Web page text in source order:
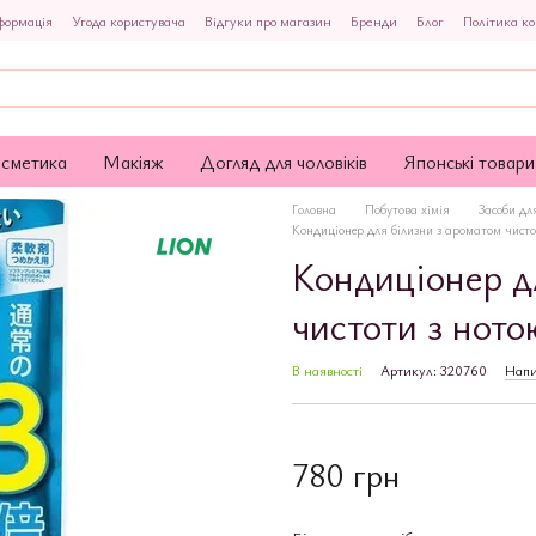
Угода користувача Відгуки про магазин Бренди Блог
Політика
Макіяж Догляд для чоловіків Японські
Головна Побутова хімія
Засоби
Кондиціонер для білизни з ароматом
Кондиціонер
чистоти з
В наявності Артикул: 320760
780 грн